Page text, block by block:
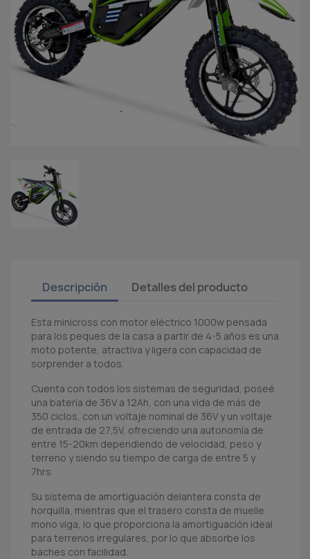
Descripción Detalles del producto
Esta minicross con motor eléctrico 1000w pensada
para los peques de la casa a partir de 4-5 años es una
moto potente, atractiva y ligera con capacidad de
sorprender a todos.
Cuenta con todos los sistemas de seguridad, poseé
una batería de 36V a 12Ah, con una vida de más de
350 ciclos, con un voltaje nominal de 36V y un voltaje
de entrada de 27,5V, ofreciendo una autonomía de
entre 15-20km dependiendo de velocidad, peso y
terreno y siendo su tiempo de carga de entre 5 y
7hrs.
Su sistema de amortiguación delantera consta de
horquilla, mientras que el trasero consta de muelle
mono viga, lo que proporciona la amortiguación ideal
para terrenos irregulares, por lo que absorbe los
baches con facilidad.